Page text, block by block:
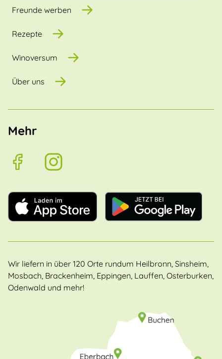
Freunde werben
Rezepte
Winoversum
Über uns
Mehr
Wir liefern in über 120 Orte rundum Heilbronn, Sinsheim,
Mosbach, Brackenheim, Eppingen, Lauffen, Osterburken,
Odenwald und mehr!